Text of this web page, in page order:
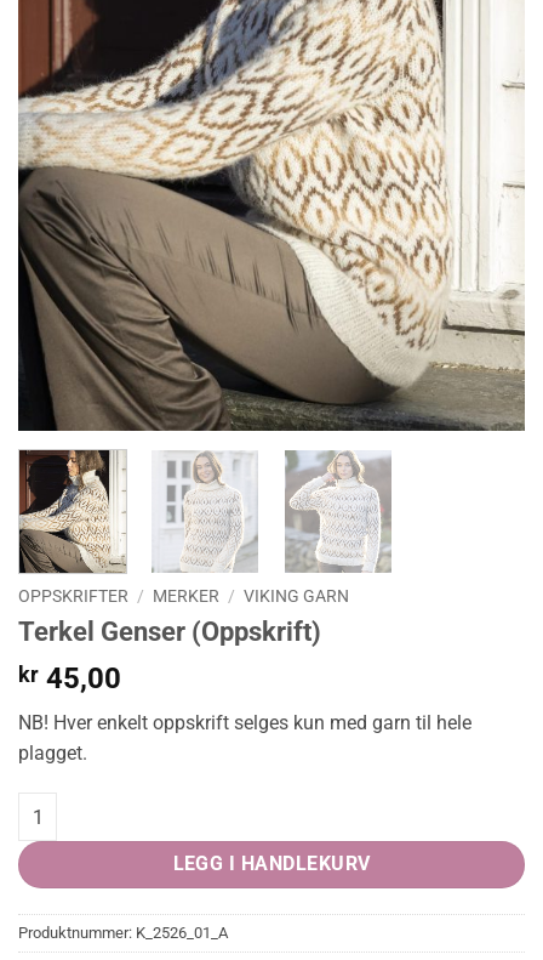
OPPSKRIFTER / MERKER / VIKING GARN
Terkel Genser (Oppskrift)
kr 45,00
NB! Hver enkelt oppskrift selges kun med garn til hele
plagget.
Terkel Genser (Oppskrift) quantity
LEGG I HANDLEKURV
Produktnummer: K_2526_01_A